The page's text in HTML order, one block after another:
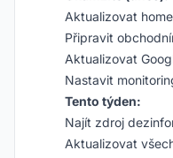
Aktualizovat
Připravit
Aktualizovat
Nastavit
Tento týden:
Najít zdroj
Aktualizovat